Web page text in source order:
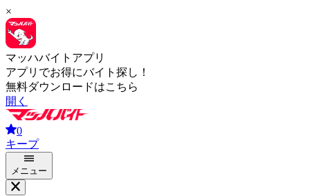
×
マッハバイトアプリ
アプリでお得にバイト探し！
無料ダウンロードはこちら
開く
0
キープ
メニュー